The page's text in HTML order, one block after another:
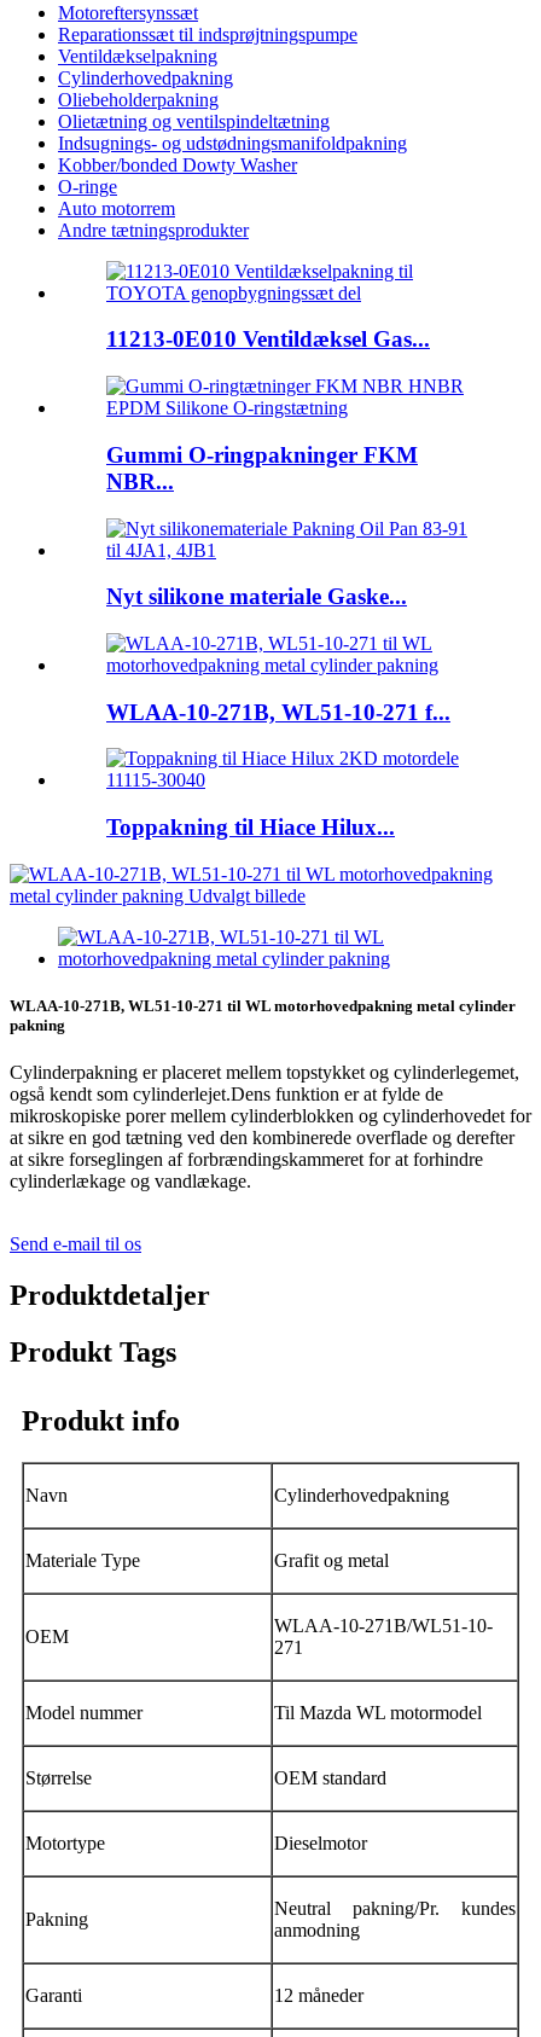
Motoreftersynssæt
Reparationssæt til indsprøjtningspumpe
Ventildækselpakning
Cylinderhovedpakning
Oliebeholderpakning
Olietætning og ventilspindeltætning
Indsugnings- og udstødningsmanifoldpakning
Kobber/bonded Dowty Washer
O-ringe
Auto motorrem
Andre tætningsprodukter
11213-0E010 Ventildæksel Gas...
Gummi O-ringpakninger FKM
NBR...
Nyt silikone materiale Gaske...
WLAA-10-271B, WL51-10-271 f...
Toppakning til Hiace Hilux...
WLAA-10-271B, WL51-10-271 til WL motorhovedpakning metal cylinder
pakning
Cylinderpakning er placeret mellem topstykket og cylinderlegemet,
også kendt som cylinderlejet.Dens funktion er at fylde de
mikroskopiske porer mellem cylinderblokken og cylinderhovedet for
at sikre en god tætning ved den kombinerede overflade og derefter
at sikre forseglingen af ​​forbrændingskammeret for at forhindre
cylinderlækage og vandlækage.
Send e-mail til os
Produktdetaljer
Produkt Tags
Produkt info
Navn Cylinderhovedpakning
Materiale Type Grafit og metal
OEM
WLAA-10-271B/WL51-10-
271
Model nummer Til Mazda WL motormodel
Størrelse OEM standard
Motortype Dieselmotor
Pakning
Neutral pakning/Pr. kundes
anmodning
Garanti 12 måneder